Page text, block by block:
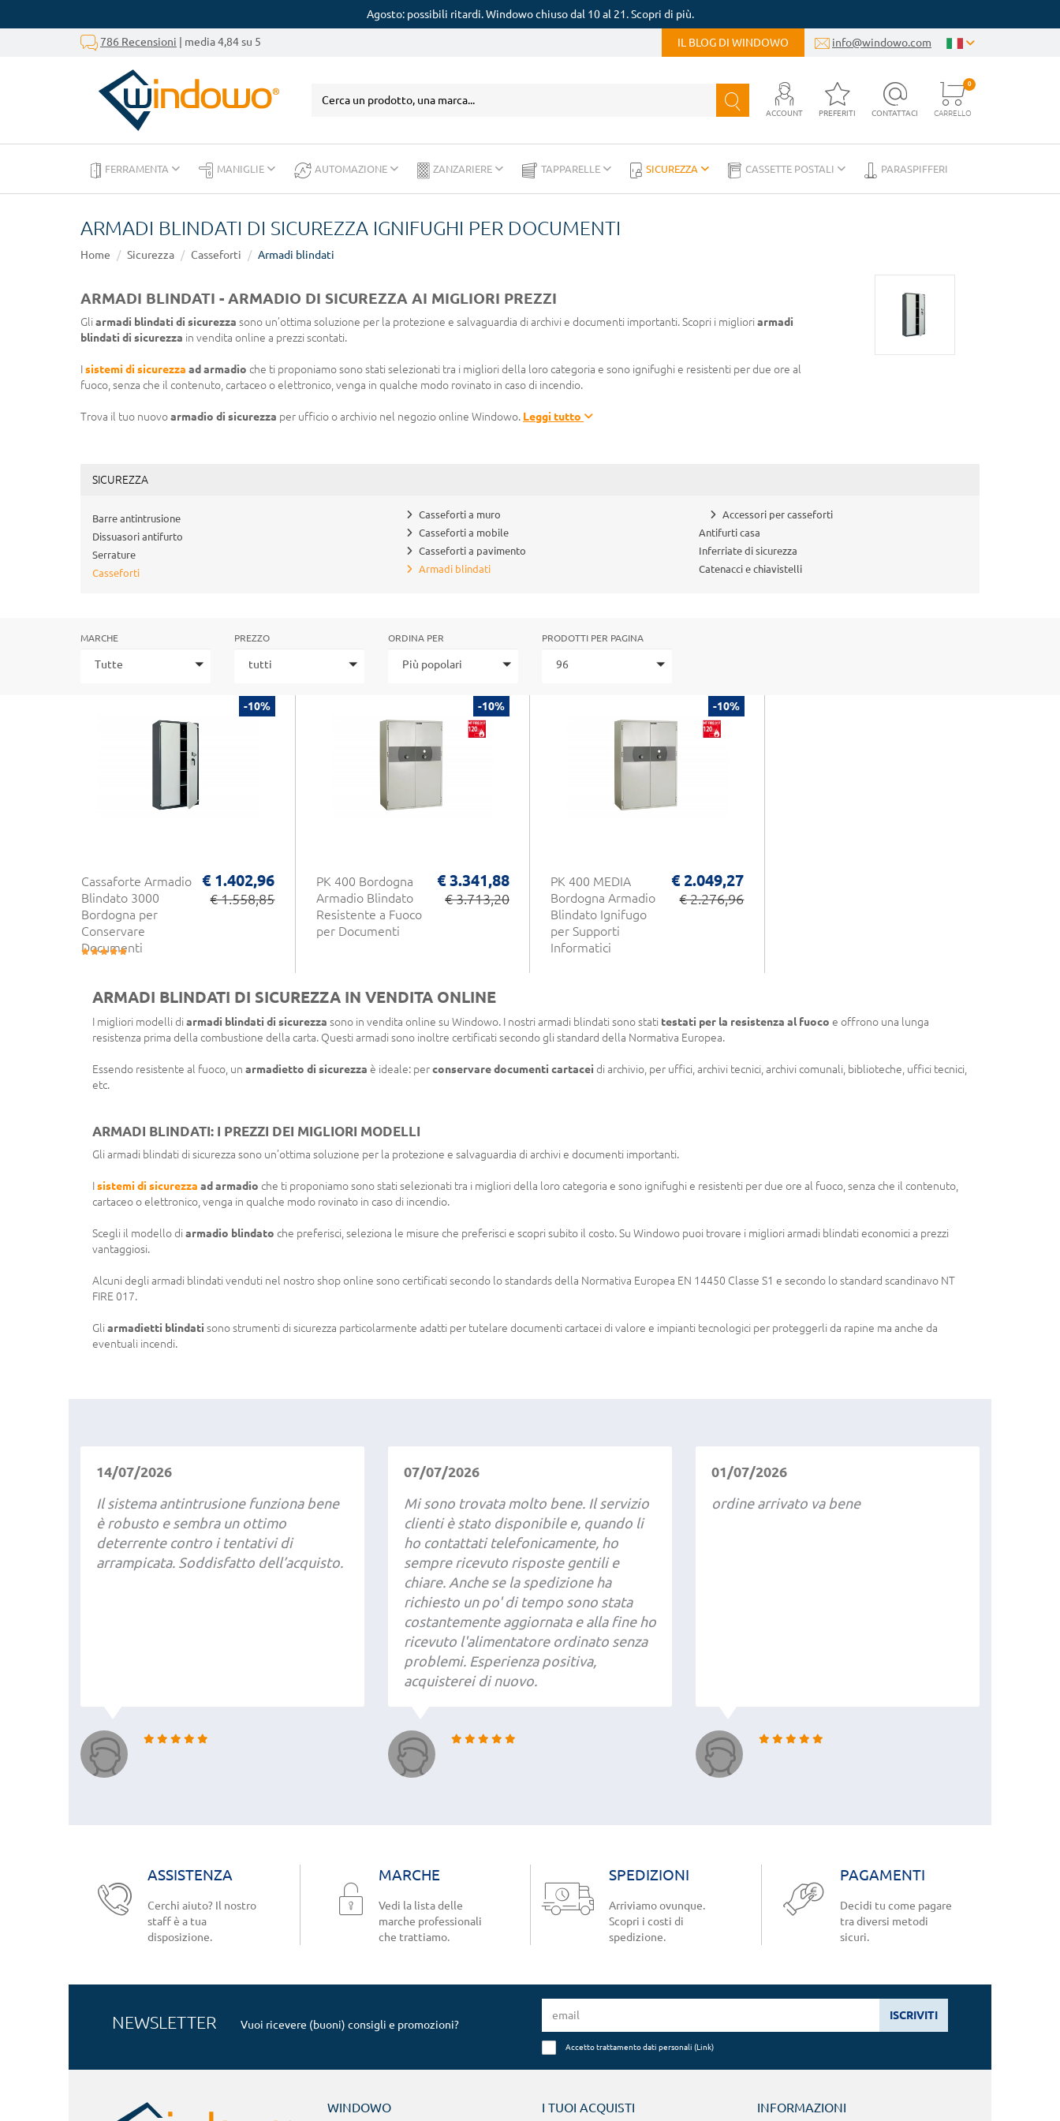
Agosto: possibili ritardi. Windowo chiuso dal 10 al 21. Scopri di più.
786 Recensioni | media 4,84 su 5 IL BLOG DI WINDOWO info@windowo.com
ACCOUNT PREFERITI CONTATTACI CARRELLO
0
FERRAMENTA MANIGLIE AUTOMAZIONE ZANZARIERE TAPPARELLE SICUREZZA CASSETTE POSTALI PARASPIFFERI
ARMADI BLINDATI DI SICUREZZA IGNIFUGHI PER DOCUMENTI
Home Sicurezza Casseforti Armadi blindati
ARMADI BLINDATI - ARMADIO DI SICUREZZA AI MIGLIORI PREZZI
Gliarmadi blindati di sicurezza sono un’ottima soluzione per la protezione e salvaguardia di archivi e documenti importanti. Scopri i miglioriarmadi
blindati di sicurezza in vendita online a prezzi scontati.
Isistemi di sicurezza ad armadio che ti proponiamo sono stati selezionati tra i migliori della loro categoria e sono ignifughi e resistenti per due ore al
fuoco, senza che il contenuto, cartaceo o elettronico, venga in qualche modo rovinato in caso di incendio.
Trova il tuo nuovoarmadio di sicurezza per ufficio o archivio nel negozio online Windowo. Leggi tutto
SICUREZZA
Barre antintrusione
Dissuasori antifurto
Serrature
Casseforti
Casseforti a muro
Casseforti a mobile
Casseforti a pavimento
Armadi blindati
Accessori per casseforti
Antifurti casa
Inferriate di sicurezza
Catenacci e chiavistelli
MARCHE
Tutte
PREZZO
tutti
ORDINA PER
Più popolari
PRODOTTI PER PAGINA
96
-10%
Cassaforte Armadio
Blindato 3000
Bordogna per
Conservare
Documenti
€ 1.402,96
€ 1.558,85
-10%
PK 400 Bordogna
Armadio Blindato
Resistente a Fuoco
per Documenti
€ 3.341,88
€ 3.713,20
-10%
PK 400 MEDIA
Bordogna Armadio
Blindato Ignifugo
per Supporti
Informatici
€ 2.049,27
€ 2.276,96
ARMADI BLINDATI DI SICUREZZA IN VENDITA ONLINE
I migliori modelli diarmadi blindati di sicurezza sono in vendita online su Windowo. I nostri armadi blindati sono stati testati per la resistenza al fuoco e offrono una lunga
resistenza prima della combustione della carta. Questi armadi sono inoltre certificati secondo gli standard della Normativa Europea.
Essendo resistente al fuoco, un armadietto di sicurezza è ideale: perconservare documenti cartacei di archivio, per uffici, archivi tecnici, archivi comunali, biblioteche, uffici tecnici,
etc.
ARMADI BLINDATI: I PREZZI DEI MIGLIORI MODELLI
Gli armadi blindati di sicurezza sono un’ottima soluzione per la protezione e salvaguardia di archivi e documenti importanti.
Isistemi di sicurezza ad armadio che ti proponiamo sono stati selezionati tra i migliori della loro categoria e sono ignifughi e resistenti per due ore al fuoco, senza che il contenuto,
cartaceo o elettronico, venga in qualche modo rovinato in caso di incendio.
Scegli il modello diarmadio blindato che preferisci, seleziona le misure che preferisci e scopri subito il costo. Su Windowo puoi trovare i migliori armadi blindati economici a prezzi
vantaggiosi.
Alcuni degli armadi blindati venduti nel nostro shop online sono certificati secondo lo standards della Normativa Europea EN 14450 Classe S1 e secondo lo standard scandinavo NT
FIRE 017.
Gliarmadietti blindati sono strumenti di sicurezza particolarmente adatti per tutelare documenti cartacei di valore e impianti tecnologici per proteggerli da rapine ma anche da
eventuali incendi.
14/07/2026
Il sistema antintrusione funziona bene
è robusto e sembra un ottimo
deterrente contro i tentativi di
arrampicata. Soddisfatto dell’acquisto.
07/07/2026
Mi sono trovata molto bene. Il servizio
clienti è stato disponibile e, quando li
ho contattati telefonicamente, ho
sempre ricevuto risposte gentili e
chiare. Anche se la spedizione ha
richiesto un po' di tempo sono stata
costantemente aggiornata e alla fine ho
ricevuto l'alimentatore ordinato senza
problemi. Esperienza positiva,
acquisterei di nuovo.
01/07/2026
ordine arrivato va bene
ASSISTENZA
Cerchi aiuto? Il nostro
staff è a tua
disposizione.
MARCHE
Vedi la lista delle
marche professionali
che trattiamo.
SPEDIZIONI
Arriviamo ovunque.
Scopri i costi di
spedizione.
PAGAMENTI
Decidi tu come pagare
tra diversi metodi
sicuri.
NEWSLETTER Vuoi ricevere (buoni) consigli e promozioni?
ISCRIVITI
Accetto trattamento dati personali (Link)
WINDOWO I TUOI ACQUISTI INFORMAZIONI